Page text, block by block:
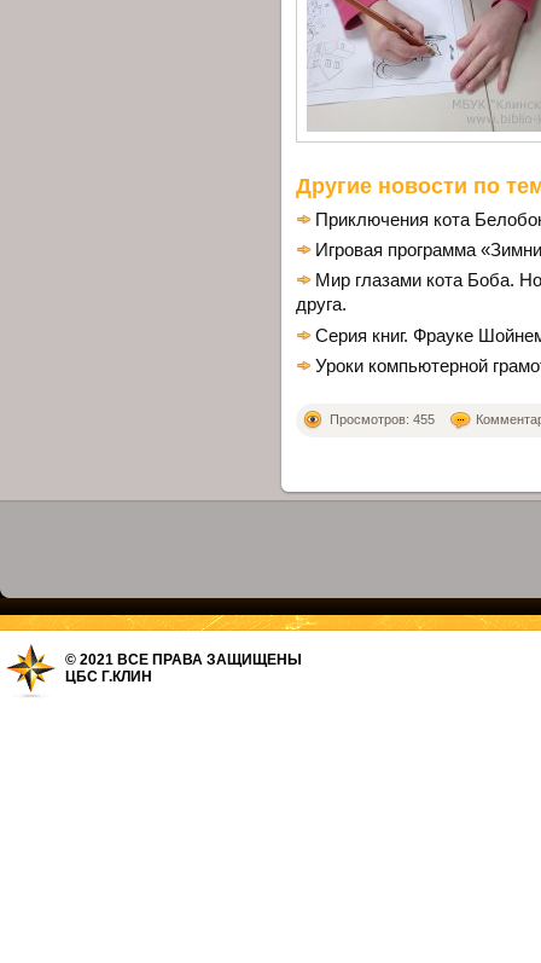
Другие новости по
Приключения кота
Игровая программа
Мир глазами кота Боба.
друга.
Серия книг. Фрауке
Уроки компьютерной
Просмотров: 455
© 2021 ВСЕ ПРАВА ЗАЩИЩЕНЫ
ЦБС Г.КЛИН